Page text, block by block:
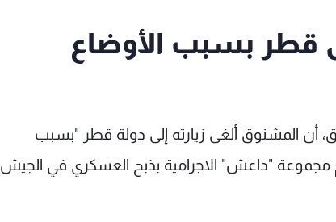
قطر بسبب الأوضاع
أن المشنوق ألغى زيارته إلى دولة قطر "بسبب
مجموعة "داعش" الاجرامية بذبح العسكري في الجيش